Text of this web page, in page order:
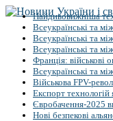
Найдивовижніша
Всеукраїнські та
Всеукраїнські та
Всеукраїнські та
Франція: військові
Всеукраїнські та
Військова FPV-
Експорт технологій
Євробачення-2025
Нові безпекові